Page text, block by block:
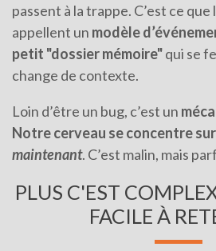
passent à la trappe. C’est ce
appellent un modèle
petit "dossier mémoire"qui se
change de contexte.
Loin d’être un bug, c’est un
Notre cerveau se concentre
maintenant. C’est malin, mais
PLUS C'EST
FACILE À